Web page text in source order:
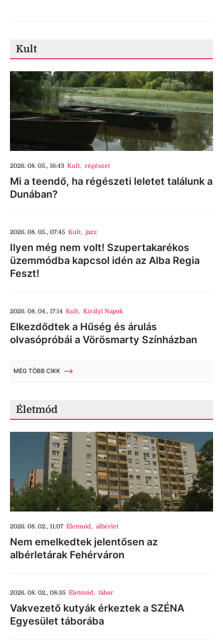
Kult
2026. 08. 05., 16:43 Kult, régészet
Mi a teendő, ha régészeti leletet találunk a
Dunában?
2026. 08. 05., 07:45 Kult, jazz
Ilyen még nem volt! Szupertakarékos
üzemmódba kapcsol idén az Alba Regia
Feszt!
2026. 08. 04., 17:14 Kult, Királyi Napok
Elkezdődtek a Hűség és árulás
olvasópróbái a Vörösmarty Színházban
MÉG TÖBB CIKK
Életmód
2026. 08. 02., 11:07 Életmód, albérlet
Nem emelkedtek jelentősen az
albérletárak Fehérváron
2026. 08. 02., 08:35 Életmód, tábor
Vakvezető kutyák érkeztek a SZÉNA
Egyesület táborába